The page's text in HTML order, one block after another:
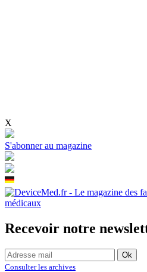
X
S'abonner au magazine
Recevoir notre
Consulter les archives